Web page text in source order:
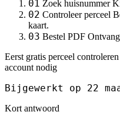
01 Zoek huisnummer
02 Controleer perceel
kaart.
03 Bestel PDF
Eerst gratis perceel controleren
account nodig
Bijgewerkt op 22
Kort antwoord